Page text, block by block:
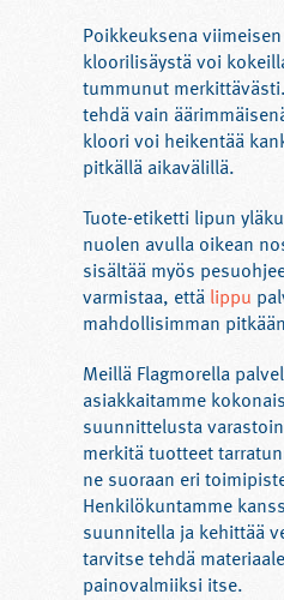
Poikkeuksena
kloorilisäystä voi
tummunut
tehdä vain
kloori voi heikentää
pitkällä aikavälillä.
Tuote-etiketti lipun
nuolen avulla oikean
sisältää myös
varmistaa, että lippu
mahdollisimman
Meillä Flagmorella
asiakkaitamme
suunnittelusta
merkitä tuotteet
ne suoraan eri
Henkilökuntamme
suunnitella ja kehittää
tarvitse tehdä
painovalmiiksi itse.